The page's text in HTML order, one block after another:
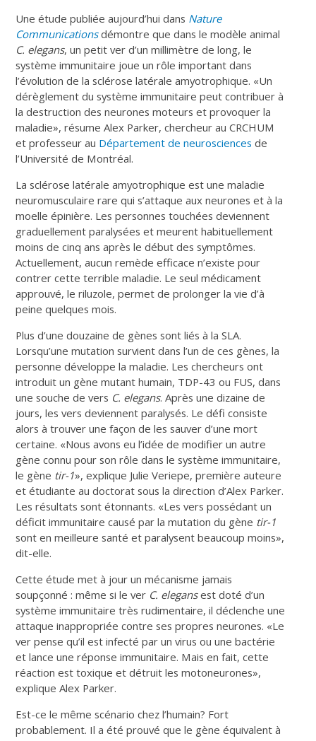
Une étude publiée aujourd’hui dans Nature
Communicationsdémontre que dans le modèle animal
C. elegans, un petit ver d’un millimètre de long, le
système immunitaire joue un rôle important dans
l’évolution de la sclérose latérale amyotrophique. «Un
dérèglement du système immunitaire peut contribuer à
la destruction des neurones moteurs et provoquer la
maladie», résume Alex Parker, chercheur au CRCHUM
et professeur au Département de neurosciences de
l’Université de Montréal.
La sclérose latérale amyotrophique est une maladie
neuromusculaire rare qui s’attaque aux neurones et à la
moelle épinière. Les personnes touchées deviennent
graduellement paralysées et meurent habituellement
moins de cinq ans après le début des symptômes.
Actuellement, aucun remède efficace n’existe pour
contrer cette terrible maladie. Le seul médicament
approuvé, le riluzole, permet de prolonger la vie d’à
peine quelques mois.
Plus d’une douzaine de gènes sont liés à la SLA.
Lorsqu’une mutation survient dans l’un de ces gènes, la
personne développe la maladie. Les chercheurs ont
introduit un gène mutant humain, TDP-43 ou FUS, dans
une souche de vers C. elegans. Après une dizaine de
jours, les vers deviennent paralysés. Le défi consiste
alors à trouver une façon de les sauver d’une mort
certaine. «Nous avons eu l’idée de modifier un autre
gène connu pour son rôle dans le système immunitaire,
le gène tir-1», explique Julie Veriepe, première auteure
et étudiante au doctorat sous la direction d’Alex Parker.
Les résultats sont étonnants. «Les vers possédant un
déficit immunitaire causé par la mutation du gène tir-1
sont en meilleure santé et paralysent beaucoup moins»,
dit-elle.
Cette étude met à jour un mécanisme jamais
soupçonné : même si le ver C. elegansest doté d’un
système immunitaire très rudimentaire, il déclenche une
attaque inappropriée contre ses propres neurones. «Le
ver pense qu’il est infecté par un virus ou une bactérie
et lance une réponse immunitaire. Mais en fait, cette
réaction est toxique et détruit les motoneurones»,
explique Alex Parker.
Est-ce le même scénario chez l’humain? Fort
probablement. Il a été prouvé que le gène équivalent à